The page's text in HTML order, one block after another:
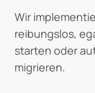
Wir
reibungslos,
starten oder
migrieren.